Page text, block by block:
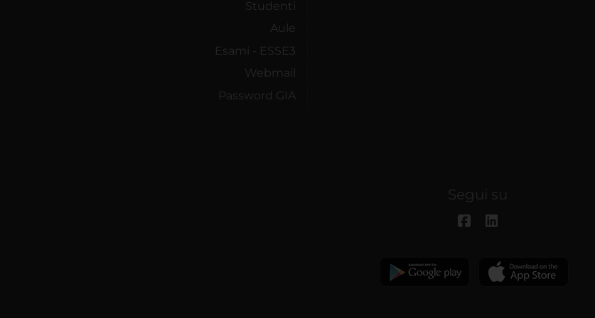
Studenti
Aule
Esami - ESSE3
Webmail
Password GIA
Segui su